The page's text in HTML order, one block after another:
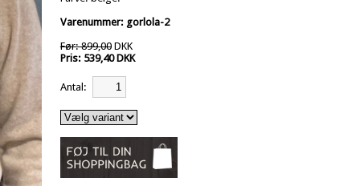
Varenummer: gorlola-2
Før: 899,00DKK
Pris: 539,40 DKK
Antal: